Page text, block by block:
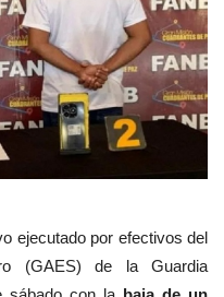
ejecutado por efectivos del
(GAES) de la Guardia